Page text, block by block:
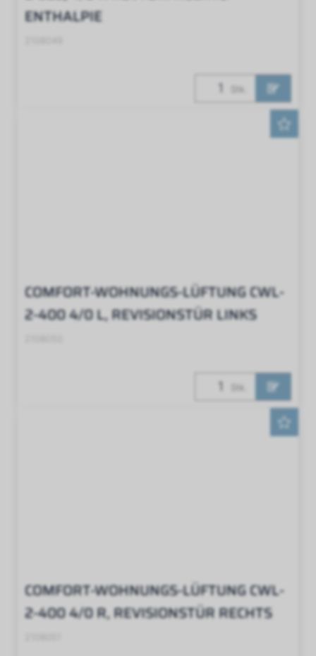
ENTHALPIE
Stk.
COMFORT-WOHNUNGS-LÜFTUNG CWL-
2-400 4/0 L, REVISIONSTÜR LINKS
Stk.
COMFORT-WOHNUNGS-LÜFTUNG CWL-
2-400 4/0 R, REVISIONSTÜR RECHTS